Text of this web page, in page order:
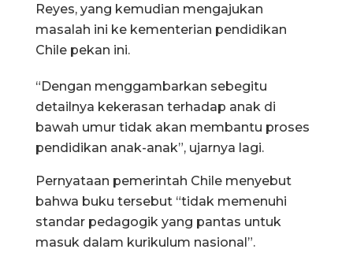
Reyes, yang kemudian mengajukan
masalah ini ke kementerian pendidikan
Chile pekan ini.
“Dengan menggambarkan sebegitu
detailnya kekerasan terhadap anak di
bawah umur tidak akan membantu proses
pendidikan anak-anak”, ujarnya lagi.
Pernyataan pemerintah Chile menyebut
bahwa buku tersebut “tidak memenuhi
standar pedagogik yang pantas untuk
masuk dalam kurikulum nasional”.